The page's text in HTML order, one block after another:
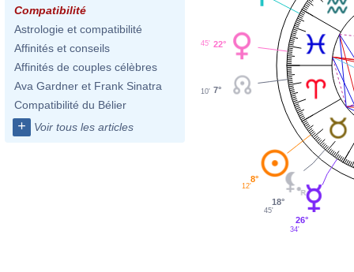
Compatibilité
Astrologie et compatibilité
Affinités et conseils
Affinités de couples célèbres
Ava Gardner et Frank Sinatra
Compatibilité du Bélier
+ Voir tous les articles
22°
45'
7°
10'
8°
12'
18°
45'
26°
34'